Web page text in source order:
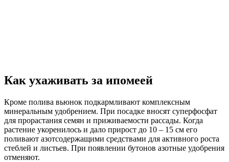
Как ухаживать за ипомеей
Кроме полива вьюнок подкармливают комплексным
минеральным удобрением. При посадке вносят суперфосфат
для прорастания семян и приживаемости рассады. Когда
растение укоренилось и дало прирост до 10 – 15 см его
поливают азотсодержащими средствами для активного роста
стеблей и листьев. При появлении бутонов азотные удобрения
отменяют.